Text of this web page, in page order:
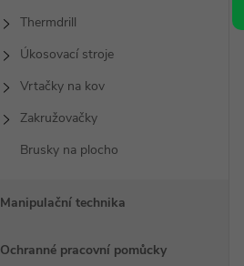
Thermdrill
Úkosovací stroje
Vrtačky na kov
Zakružovačky
Brusky na plocho
Manipulační technika
Ochranné pracovní pomůcky